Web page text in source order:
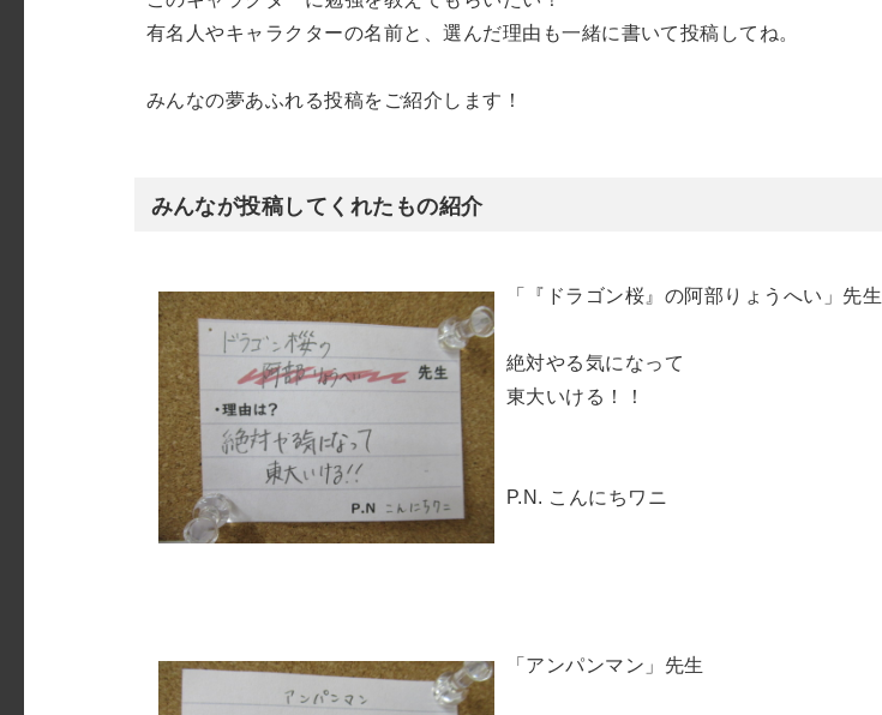
有名人やキャラクターの名前と、選んだ理由も一緒に書いて投稿してね。
みんなの夢あふれる投稿をご紹介します！
みんなが投稿してくれたもの紹介
「『ドラゴン桜』の阿部りょうへい」先生
絶対やる気になって
東大いける！！
P.N. こんにちワニ
「アンパンマン」先生